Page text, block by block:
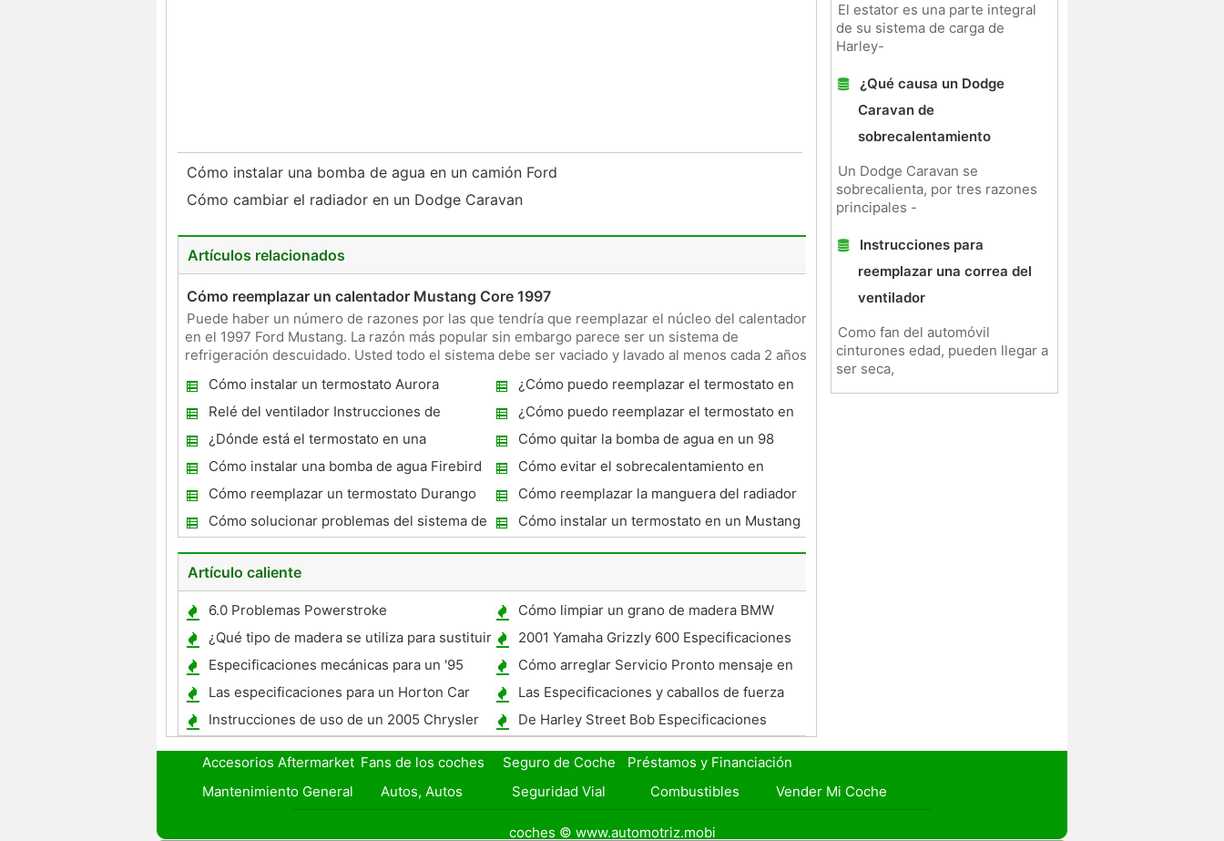
Cómo instalar una bomba de agua en un camión Ford
Cómo cambiar el radiador en un Dodge Caravan
Artículos relacionados
Cómo reemplazar un calentador Mustang Core 1997
Puede haber un número de razones por las que tendría que reemplazar el núcleo del calentador
en el 1997 Ford Mustang. La razón más popular sin embargo parece ser un sistema de
refrigeración descuidado. Usted todo el sistema debe ser vaciado y lavado al menos cada 2 años
Cómo instalar un termostato Aurora
¿Cómo puedo reemplazar el termostato en
200 Lincoln LS?
Relé del ventilador Instrucciones de
cableado Auto
¿Cómo puedo reemplazar el termostato en
un 2000 Volvo S40?
¿Dónde está el termostato en una
Escalade?
Cómo quitar la bomba de agua en un 98
Saturno
Cómo instalar una bomba de agua Firebird
Cómo evitar el sobrecalentamiento en
altitudes elevadas
Cómo reemplazar un termostato Durango
Cómo reemplazar la manguera del radiador
de un camión Chevrolet
Cómo solucionar problemas del sistema de
refrigeración en un Subaru Outback
Cómo instalar un termostato en un Mustang
3.8L
Artículo caliente
6.0 Problemas Powerstroke
Cómo limpiar un grano de madera BMW
¿Qué tipo de madera se utiliza para sustituir
Stringers en un barco?
2001 Yamaha Grizzly 600 Especificaciones
para el servicio
Especificaciones mecánicas para un '95
Range Rover
Cómo arreglar Servicio Pronto mensaje en
el 1998 Cadillac Deville
Las especificaciones para un Horton Car
Hauler
Las Especificaciones y caballos de fuerza
para una Harley- Davidson Calle Bob 2006
Instrucciones de uso de un 2005 Chrysler
300 Navegación
De Harley Street Bob Especificaciones
El estator es una parte integral
de su sistema de carga de
Harley-
¿Qué causa un Dodge
Caravan de
sobrecalentamiento
Un Dodge Caravan se
sobrecalienta, por tres razones
principales -
Instrucciones para
reemplazar una correa del
ventilador
Como fan del automóvil
cinturones edad, pueden llegar a
ser seca,
Accesorios Aftermarket Fans de los coches Seguro de Coche
Préstamos y Financiación
Mantenimiento General
Autos, Autos Seguridad Vial Combustibles Vender Mi Coche
coches © www.automotriz.mobi